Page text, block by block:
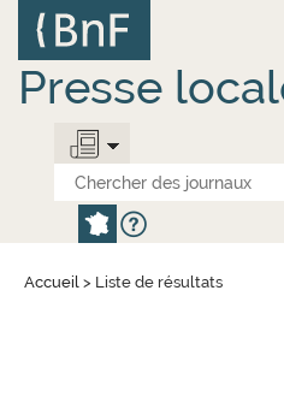
contenu
principal
Presse
Accueil > Liste de résultats
Panneau de gestion des cookies